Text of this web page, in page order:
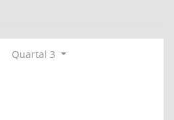
Quartal 3